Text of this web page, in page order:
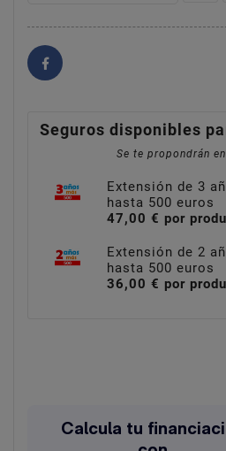
Seguros disponibles
Se te propondrán
Extensión de 3
hasta 500 euros
47,00 € por
Extensión de 2
hasta 500 euros
36,00 € por